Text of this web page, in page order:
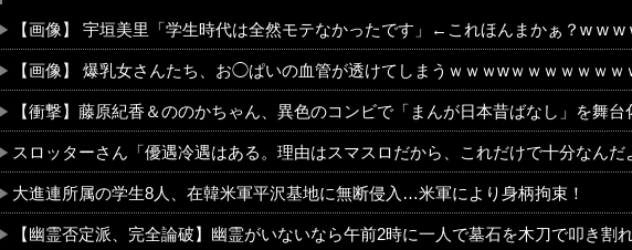
【画像】 宇垣美里「学生時代は全然モテなかったです」←これほんまかぁ？w w w
【画像】 爆乳女さんたち、お◯ぱいの血管が透けてしまうｗｗｗwｗｗｗｗｗｗ
【衝撃】藤原紀香＆ののかちゃん、異色のコンビで「まんが日本昔ばなし」を舞台
スロッターさん「優遇冷遇はある。理由はスマスロだから、これだけで十分なんだ
大進連所属の学生8人、在韓米軍平沢基地に無断侵入…米軍により身柄拘束！
【幽霊否定派、完全論破】幽霊がいないなら午前2時に一人で墓石を木刀で叩き割